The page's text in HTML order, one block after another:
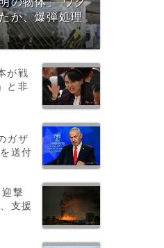
か、爆弾処理
が戦
と非
ガザ
送付
撃
支援